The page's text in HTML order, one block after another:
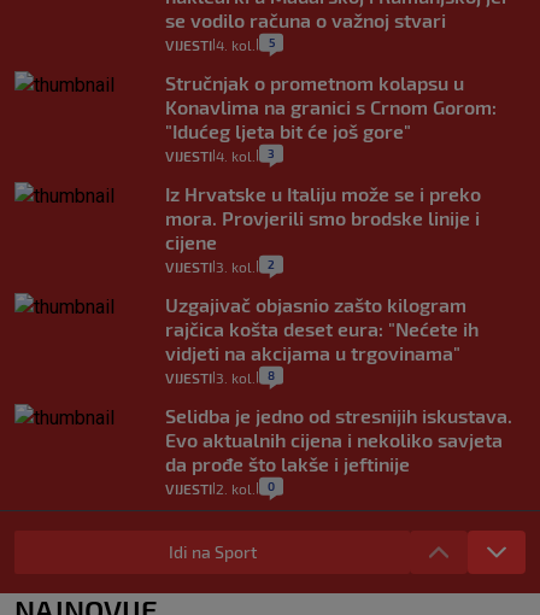
se vodilo računa o važnoj stvari
VIJESTI 4. kol. 5
Stručnjak o prometnom kolapsu u
Konavlima na granici s Crnom Gorom:
"Idućeg ljeta bit će još gore"
VIJESTI 4. kol. 3
Iz Hrvatske u Italiju može se i preko
mora. Provjerili smo brodske linije i
cijene
VIJESTI 3. kol. 2
Uzgajivač objasnio zašto kilogram
rajčica košta deset eura: "Nećete ih
vidjeti na akcijama u trgovinama"
VIJESTI 3. kol. 8
Selidba je jedno od stresnijih iskustava.
Evo aktualnih cijena i nekoliko savjeta
da prođe što lakše i jeftinije
VIJESTI 2. kol. 0
Izračunali smo koliko košta putovanje
automobilom na Hvar iz Zagreba, a
14
Idi na Sport